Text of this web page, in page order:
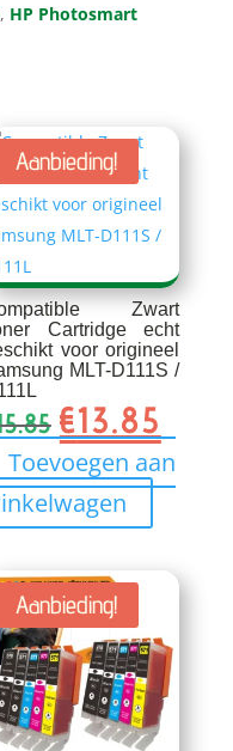
, HP Photosmart
Aanbieding!
Zwart
Cartridge echt
voor origineel
MLT-D111S /
prijs
was:
€15.85.
€13.85
prijs
is:
Toevoegen aan
Aanbieding!